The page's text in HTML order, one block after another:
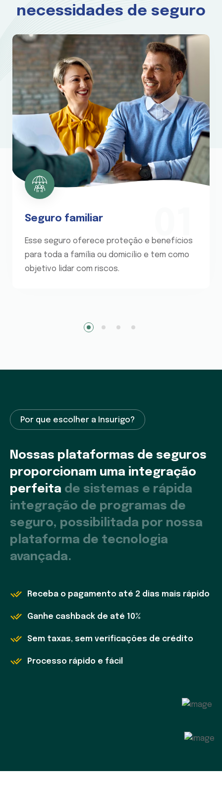
necessidades de seguro
Seguro familiar
Esse seguro oferece proteção e benefícios
para toda a família ou domicílio e tem como
objetivo lidar com riscos.
1 2 3 4
Por que escolher a Insurigo?
Nossas plataformas de seguros
proporcionam uma integração
perfeita de sistemas e rápida
integração de programas de
seguro, possibilitada por nossa
plataforma de tecnologia
avançada.
Receba o pagamento até 2 dias mais rápido
Ganhe cashback de até 10%
Sem taxas, sem verificações de crédito
Processo rápido e fácil